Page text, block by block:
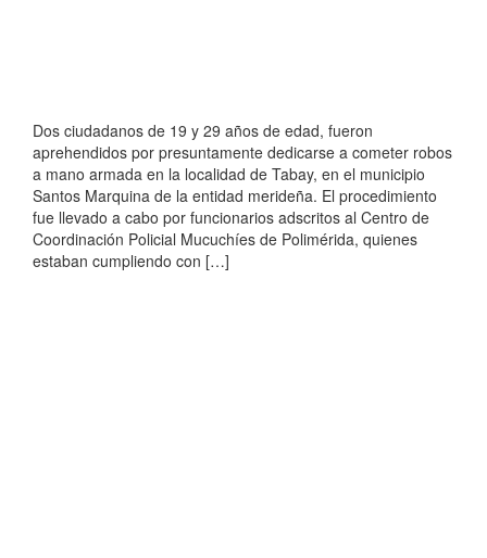
Dos ciudadanos de 19 y 29 años de edad, fueron
aprehendidos por presuntamente dedicarse a cometer robos
a mano armada en la localidad de Tabay, en el municipio
Santos Marquina de la entidad merideña. El procedimiento
fue llevado a cabo por funcionarios adscritos al Centro de
Coordinación Policial Mucuchíes de Polimérida, quienes
estaban cumpliendo con […]